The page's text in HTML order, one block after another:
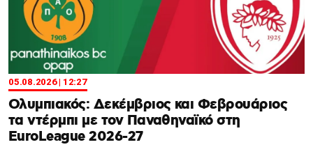
05.08.2026 | 12:27
Ολυμπιακός: Δεκέμβριος και Φεβρουάριος
τα ντέρμπι με τον Παναθηναϊκό στη
EuroLeague 2026-27